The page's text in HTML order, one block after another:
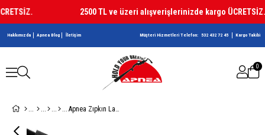
2500 TL ve üzeri alışverişlerinizde kargo ÜCRETSİZ.
Hakkımızda Apnea Blog İletişim Müşteri Hizmetleri Telefon: 532 432 72 45 Kargo Takibi
0
Apnea Zıpkın Lastiği Serisi Siyah Çap 20mm